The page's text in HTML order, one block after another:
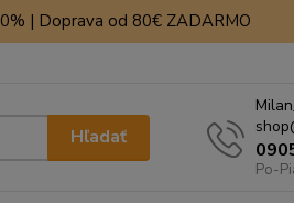
| Doprava od 80€ ZADARMO
Hľadať
Po-